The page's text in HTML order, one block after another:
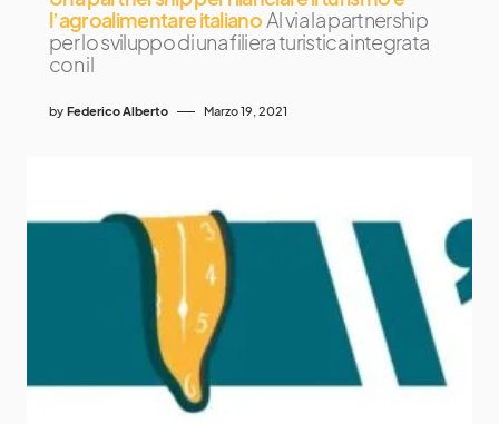
l’agroalimentare italiano Al via la partnership
per lo sviluppo di una filiera turistica integrata
con il
by Federico Alberto Marzo 19, 2021